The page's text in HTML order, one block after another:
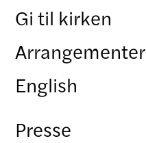
Gi til kirken
Arrangementer
English
Presse